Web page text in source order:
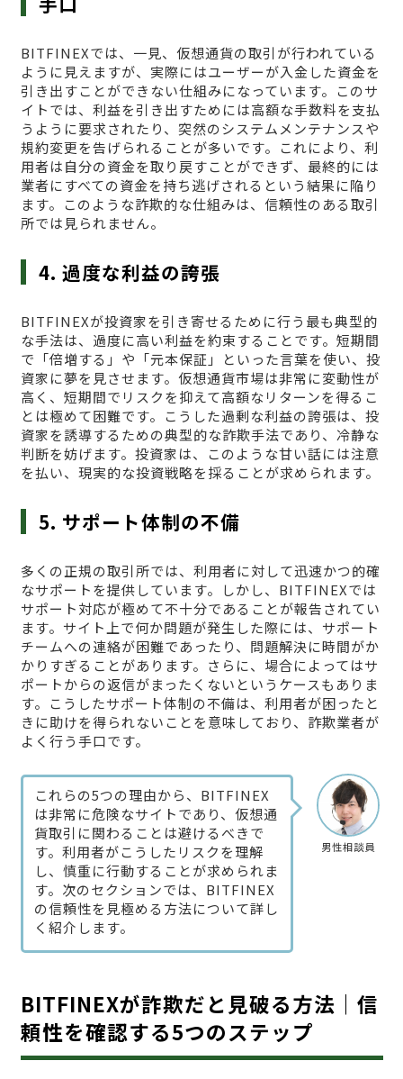
BITFINEXでは、一見、仮想通貨の取引が行われている
ように見えますが、実際にはユーザーが入金した資金を
引き出すことができない仕組みになっています。このサ
イトでは、利益を引き出すためには高額な手数料を支払
うように要求されたり、突然のシステムメンテナンスや
規約変更を告げられることが多いです。これにより、利
用者は自分の資金を取り戻すことができず、最終的には
業者にすべての資金を持ち逃げされるという結果に陥り
ます。このような詐欺的な仕組みは、信頼性のある取引
所では見られません。
4. 過度な利益の誇張
BITFINEXが投資家を引き寄せるために行う最も典型的
な手法は、過度に高い利益を約束することです。短期間
で「倍増する」や「元本保証」といった言葉を使い、投
資家に夢を見させます。仮想通貨市場は非常に変動性が
高く、短期間でリスクを抑えて高額なリターンを得るこ
とは極めて困難です。こうした過剰な利益の誇張は、投
資家を誘導するための典型的な詐欺手法であり、冷静な
判断を妨げます。投資家は、このような甘い話には注意
を払い、現実的な投資戦略を採ることが求められます。
5. サポート体制の不備
多くの正規の取引所では、利用者に対して迅速かつ的確
なサポートを提供しています。しかし、BITFINEXでは
サポート対応が極めて不十分であることが報告されてい
ます。サイト上で何か問題が発生した際には、サポート
チームへの連絡が困難であったり、問題解決に時間がか
かりすぎることがあります。さらに、場合によってはサ
ポートからの返信がまったくないというケースもありま
す。こうしたサポート体制の不備は、利用者が困ったと
きに助けを得られないことを意味しており、詐欺業者が
よく行う手口です。
男性相談員
これらの5つの理由から、BITFINEX
は非常に危険なサイトであり、仮想通
貨取引に関わることは避けるべきで
す。利用者がこうしたリスクを理解
し、慎重に行動することが求められま
す。次のセクションでは、BITFINEX
の信頼性を見極める方法について詳し
く紹介します。
BITFINEXが詐欺だと見破る方法｜信
頼性を確認する5つのステップ